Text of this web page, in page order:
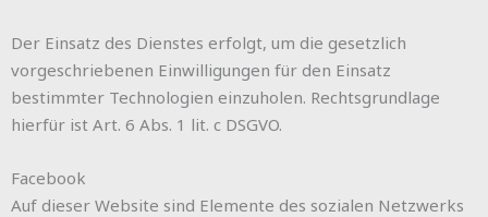
Der Einsatz des Dienstes erfolgt, um die gesetzlich
vorgeschriebenen Einwilligungen für den Einsatz
bestimmter Technologien einzuholen. Rechtsgrundlage
hierfür ist Art. 6 Abs. 1 lit. c DSGVO.
Facebook
Auf dieser Website sind Elemente des sozialen Netzwerks